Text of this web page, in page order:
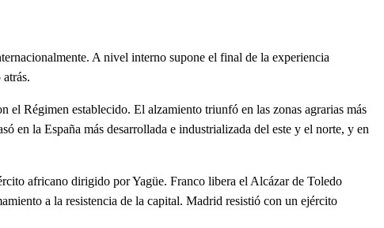
A nivel interno supone el final de la experiencia
Régimen establecido. El alzamiento triunfó en las zonas agrarias más
en la España más desarrollada e industrializada del este y el norte, y en
africano dirigido por Yagüe. Franco libera el Alcázar de Toledo
a la resistencia de la capital. Madrid resistió con un ejército